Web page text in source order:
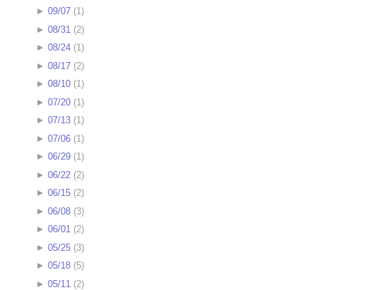
► 09/07(1)
► 08/31 (2)
► 08/24(1)
► 08/17(2)
► 08/10(1)
► 07/20(1)
► 07/13(1)
► 07/06(1)
► 06/29(1)
► 06/22(2)
► 06/15(2)
► 06/08(3)
► 06/01(2)
► 05/25(3)
► 05/18(5)
► 05/11 (2)